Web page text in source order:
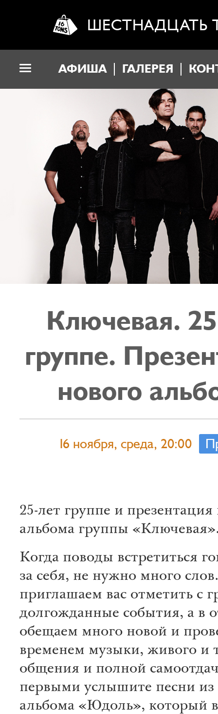
ШЕСТНАДЦАТЬ
АФИША ГАЛЕРЕЯ
Ключевая.
группе.
нового
16 ноября, среда, 20:00
25-лет группе и презентация
альбома группы
Когда поводы встретиться
за себя, не нужно много
приглашаем вас отметить с
долгожданные события, а в
обещаем много новой и
временем музыки, живого и
общения и полной
первыми услышите песни из
альбома «Юдоль», который